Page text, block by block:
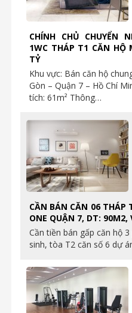
CHÍNH CHỦ CHUYỂN
1WC THÁP T1 CĂN HỘ
TỶ
Khu vực: Bán căn hộ
Gòn – Quận 7 – Hồ Chí
tích: 61m² Thông…
CẦN BÁN CĂN 06 THÁP
ONE QUẬN 7, DT: 90M2,
Cần tiền bán gấp căn hộ
sinh, tòa T2 căn số 6 dự